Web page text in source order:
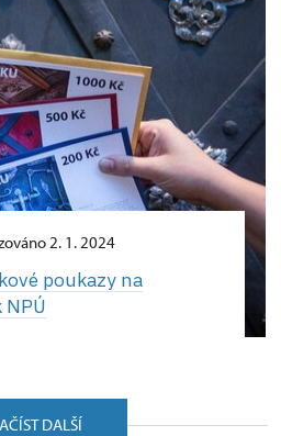
2. 1. 2024
poukazy na
DALŠÍ